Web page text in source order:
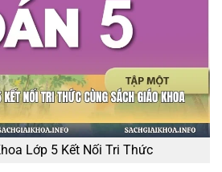
Lớp 5 Kết Nối Tri Thức